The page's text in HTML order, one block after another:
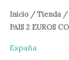
Inicio /Tienda/
PAIS 2 EUROS
España